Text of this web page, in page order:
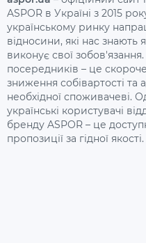
ASPOR в Україні з 2015
українському ринку
відносини, які нас знають
виконує свої
посередників – це
зниження собівартості та
необхідної споживачеві.
українські користувачі
бренду ASPOR – це
пропозиції за гідної якості.